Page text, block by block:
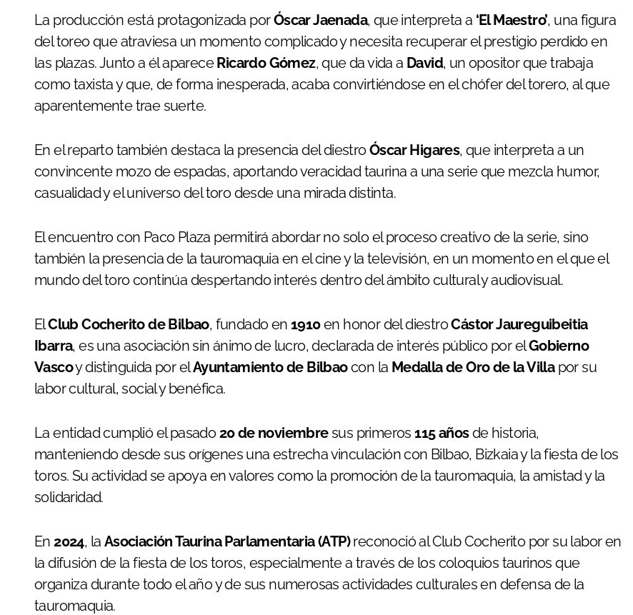
La producción está protagonizada porÓscar Jaenada, que interpreta a ‘El Maestro’, una figura
del toreo que atraviesa un momento complicado y necesita recuperar el prestigio perdido en
las plazas. Junto a él apareceRicardo Gómez, que da vida a David, un opositor que trabaja
como taxista y que, de forma inesperada, acaba convirtiéndose en el chófer del torero, al que
aparentemente trae suerte.
En el reparto también destaca la presencia del diestroÓscar Higares, que interpreta a un
convincente mozo de espadas, aportando veracidad taurina a una serie que mezcla humor,
casualidad y el universo del toro desde una mirada distinta.
El encuentro con Paco Plaza permitirá abordar no solo el proceso creativo de la serie, sino
también la presencia de la tauromaquia en el cine y la televisión, en un momento en el que el
mundo del toro continúa despertando interés dentro del ámbito cultural y audiovisual.
ElClub Cocherito de Bilbao, fundado en1910en honor del diestroCástor Jaureguibeitia
Ibarra, es una asociación sin ánimo de lucro, declarada de interés público por elGobierno
Vascoy distinguida por elAyuntamiento de Bilbaocon la Medalla de Oro de la Villapor su
labor cultural, social y benéfica.
La entidad cumplió el pasado 20 de noviembresus primeros115 añosde historia,
manteniendo desde sus orígenes una estrecha vinculación con Bilbao, Bizkaia y la fiesta de los
toros. Su actividad se apoya en valores como la promoción de la tauromaquia, la amistad y la
solidaridad.
En 2024, la Asociación Taurina Parlamentaria (ATP)reconoció al Club Cocherito por su labor en
la difusión de la fiesta de los toros, especialmente a través de los coloquios taurinos que
organiza durante todo el año y de sus numerosas actividades culturales en defensa de la
tauromaquia.